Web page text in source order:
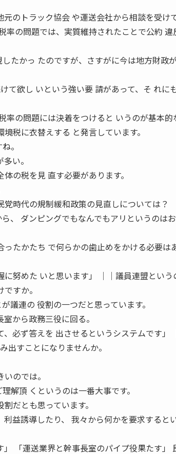
のトラック協会 や運送会社から相談を受け
の問題では、実質維持されたことで公約 違
たかっ たのですが、さすがに今は地方財政
て欲し いという強い要 請があって、そ れに
率の問題には決着をつけると いうのが基本的
税に衣替えする と発言しています。
。
い。
の税を見 直す必要があります。
時代の規制緩和政策の見直しについては
、 ダンピングでもなんでもアリというのは
たかたち で何らかの歯止めをかける必要は
に努めた いと思います」 ││議員連盟という
すか。
議連の 役割の一つだと思っています。
から政務三役に回る。
、必ず答えを 出させるというシステムです
出すことになりませんか。
のでは。
解頂 くというのは一番大事です。
だとも思っています。
益誘導したり、 我々から何かを要求すると
「運送業界と幹事長室のパイプ役果たす」